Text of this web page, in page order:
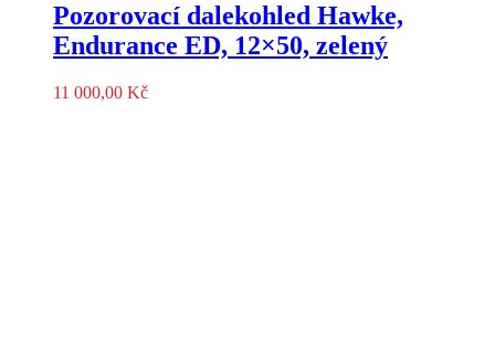
Pozorovací dalekohled Hawke,
Endurance ED, 12×50, zelený
11 000,00 Kč